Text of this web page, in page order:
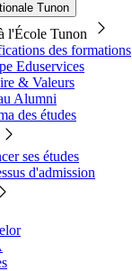
Tunon
l'École Tunon
des formations
Eduservices
& Valeurs
Alumni
des études
ses études
d'admission